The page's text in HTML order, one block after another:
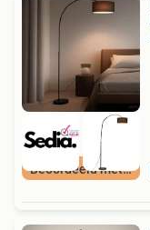
Beoordeeld met 9+